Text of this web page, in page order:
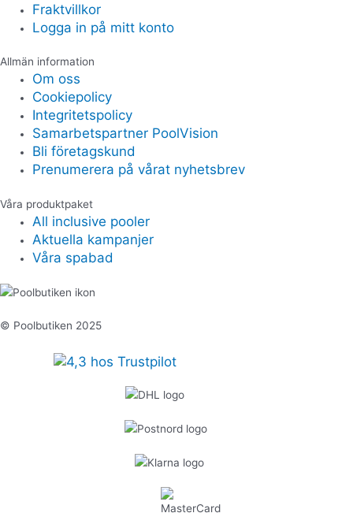
Fraktvillkor
Logga in på mitt konto
Allmän information
Om oss
Cookiepolicy
Integritetspolicy
Samarbetspartner PoolVision
Bli företagskund
Prenumerera på vårat nyhetsbrev
Våra produktpaket
All inclusive pooler
Aktuella kampanjer
Våra spabad
© Poolbutiken 2025